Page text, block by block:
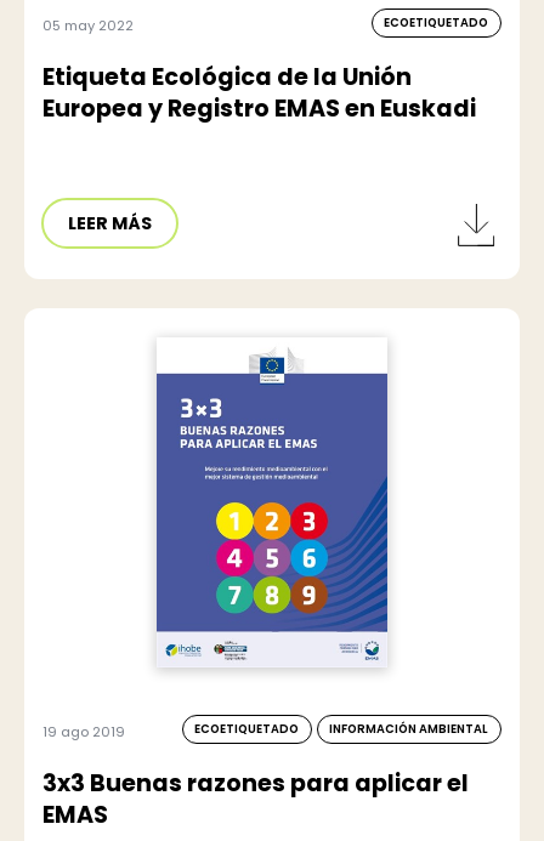
05 may 2022 ECOETIQUETADO
Etiqueta Ecológica de la Unión
Europea y Registro EMAS en Euskadi
LEER MÁS
19 ago 2019 ECOETIQUETADO INFORMACIÓN AMBIENTAL
3x3 Buenas razones para aplicar el
EMAS